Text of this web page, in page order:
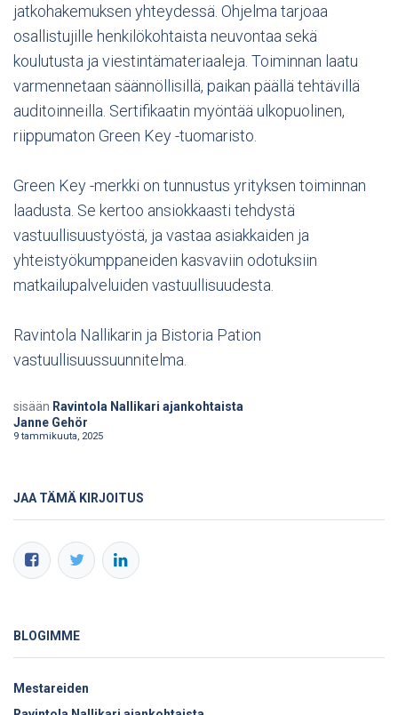
jatkohakemuksen yhteydessä. Ohjelma tarjoaa
osallistujille henkilökohtaista neuvontaa sekä
koulutusta ja viestintämateriaaleja. Toiminnan laatu
varmennetaan säännöllisillä, paikan päällä tehtävillä
auditoinneilla. Sertifikaatin myöntää ulkopuolinen,
riippumaton Green Key -tuomaristo.
Green Key -merkki on tunnustus yrityksen toiminnan
laadusta. Se kertoo ansiokkaasti tehdystä
vastuullisuustyöstä, ja vastaa asiakkaiden ja
yhteistyökumppaneiden kasvaviin odotuksiin
matkailupalveluiden vastuullisuudesta.
Ravintola Nallikarin ja Bistoria Pation
vastuullisuussuunnitelma.
sisään Ravintola Nallikari ajankohtaista
Janne Gehör
9 tammikuuta, 2025
JAA TÄMÄ KIRJOITUS
BLOGIMME
Mestareiden